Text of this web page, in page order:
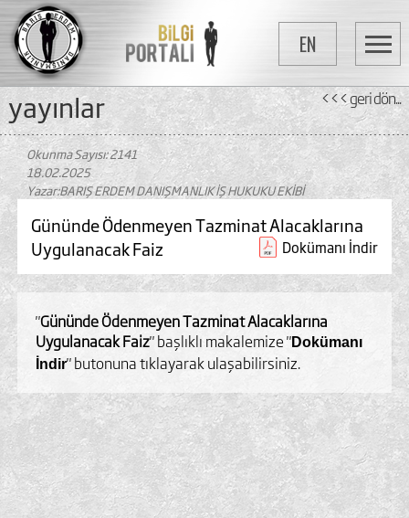
EN
yayinlar <<< geri dön...
Okunma Sayısı: 2141
18.02.2025
Yazar:BARIŞ ERDEM DANIŞMANLIK İŞ HUKUKU EKİBİ
Gününde Ödenmeyen Tazminat Alacaklarına
Uygulanacak Faiz
Dokümanı İndir
"Gününde Ödenmeyen Tazminat Alacaklarına
Uygulanacak Faiz"başlıklı makalemize "Dokümanı
İndir" butonuna tıklayarak ulaşabilirsiniz.